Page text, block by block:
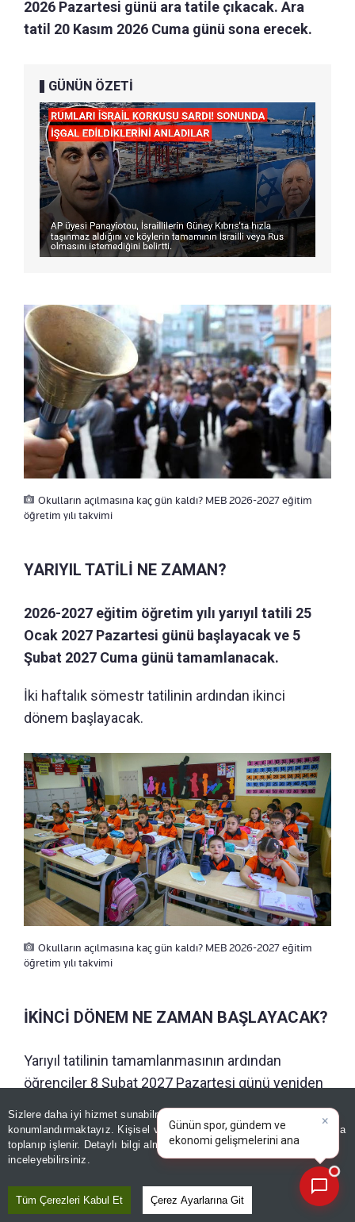
Sizlere daha iyi hizmet sunabilmek adına sitemizde
konumlandırmaktayız. Kişisel verileriniz, KVKK ve GDPR kapsamında
toplanıp işlenir. Detaylı bilgi almak içinAydınlatma Metnimizi
inceleyebilirsiniz.
Tüm Çerezleri Kabul Et Çerez Ayarlarına Git
2026 Pazartesi günü ara tatile çıkacak. Ara
tatil 20 Kasım 2026 Cuma günü sona erecek.
GÜNÜN ÖZETİ
Okulların açılmasına kaç gün kaldı? MEB 2026-2027 eğitim
öğretim yılı takvimi
YARIYIL TATİLİ NE ZAMAN?
2026-2027 eğitim öğretim yılı yarıyıl tatili 25
Ocak 2027 Pazartesi günü başlayacak ve 5
Şubat 2027 Cuma günü tamamlanacak.
İki haftalık sömestr tatilinin ardından ikinci
dönem başlayacak.
Okulların açılmasına kaç gün kaldı? MEB 2026-2027 eğitim
öğretim yılı takvimi
İKİNCİ DÖNEM NE ZAMAN BAŞLAYACAK?
Yarıyıl tatilinin tamamlanmasının ardından
öğrenciler 8 Şubat 2027 Pazartesi günü yeniden
×
Günün spor, gündem ve
ekonomi gelişmelerini analiz
edin!